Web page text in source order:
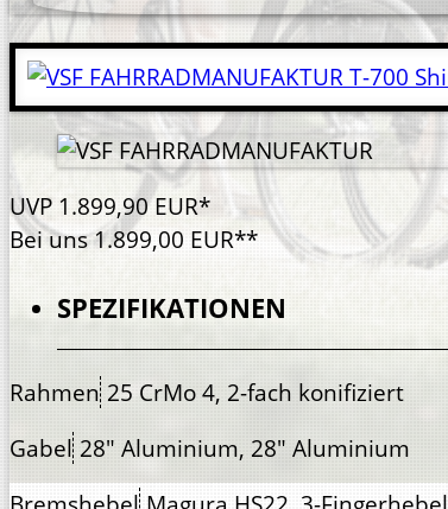
UVP 1.899,90 EUR*
Bei uns1.899,00 EUR**
SPEZIFIKATIONEN
Rahmen 25 CrMo 4, 2-fach konifiziert
Gabel 28" Aluminium, 28" Aluminium